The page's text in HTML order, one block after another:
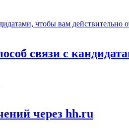
связи с
через hh.ru